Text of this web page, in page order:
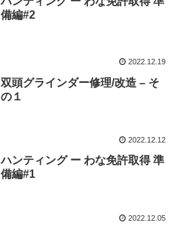
備編#2
2022.12.19
双頭グラインダー修理/改造 – そ
の１
2022.12.12
ハンティング ー わな免許取得 準
備編#1
2022.12.05